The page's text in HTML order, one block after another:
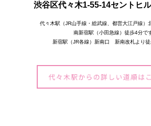
渋谷区代々木1-55-14セントヒ
代々木駅（JR山手線・総武線、都営大江戸線）
南新宿駅（小田急線）徒歩4分で
新宿駅（JR各線）新南口 新南改札より徒